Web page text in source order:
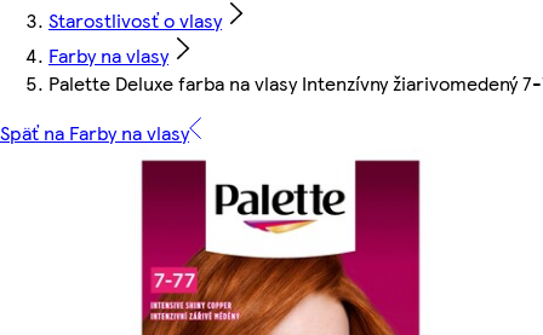
Starostlivosť o vlasy
Farby na vlasy
Palette Deluxe farba na vlasy Intenzívny žiarivomedený
Späť na Farby na vlasy